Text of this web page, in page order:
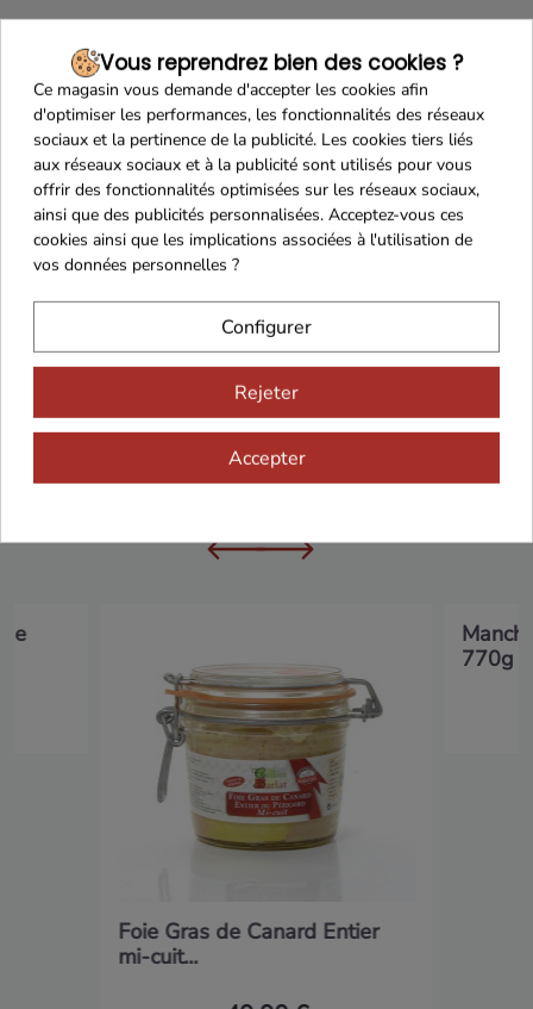
Franco de port 79€ Livraison 24h/48h
Cadeaux dès 99€
Vous aimerez aussi...
Foie Gras de Canard Entier
mi-cuit...
770g
Vous reprendrez bien des cookies ?
Ce magasin vous demande d'accepter les cookies afin
d'optimiser les performances, les fonctionnalités des réseaux
sociaux et la pertinence de la publicité. Les cookies tiers liés
aux réseaux sociaux et à la publicité sont utilisés pour vous
offrir des fonctionnalités optimisées sur les réseaux sociaux,
ainsi que des publicités personnalisées. Acceptez-vous ces
cookies ainsi que les implications associées à l'utilisation de
vos données personnelles ?
Configurer
Rejeter
Accepter